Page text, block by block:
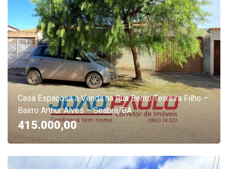
Casa Espaçosa à Venda na Rua Bento Teixeira Filho –
Bairro Arthur Alves – Seabra/BA
415.000,00